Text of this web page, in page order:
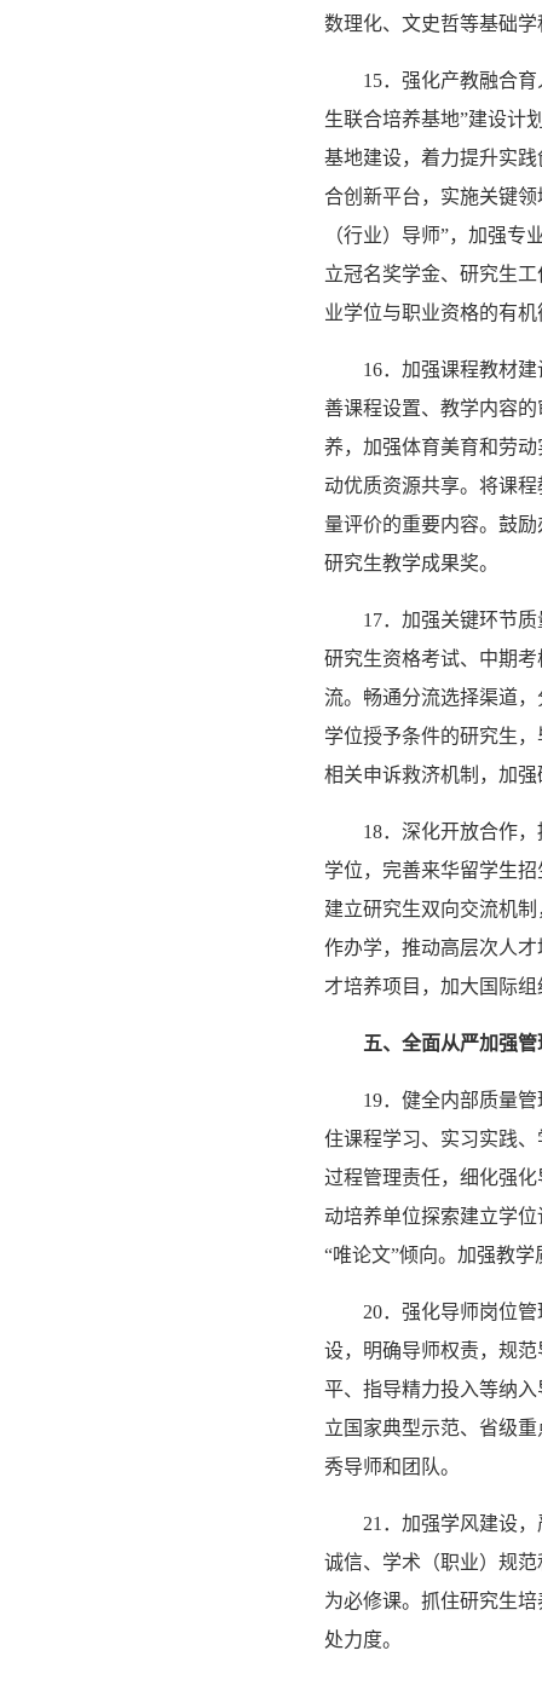
数理化、文史哲等基础
15．强化产教融合
生联合培养基地”建设计
基地建设，着力提升实
合创新平台，实施关键
（行业）导师”，加强
立冠名奖学金、研究生
业学位与职业资格的有机
16．加强课程教材
善课程设置、教学内容
养，加强体育美育和劳
动优质资源共享。将课
量评价的重要内容。鼓
研究生教学成果奖。
17．加强关键环节
研究生资格考试、中期
流。畅通分流选择渠道
学位授予条件的研究生
相关申诉救济机制，加
18．深化开放合作
学位，完善来华留学生
建立研究生双向交流机
作办学，推动高层次人
才培养项目，加大国际
五、全面从严加强
19．健全内部质量
住课程学习、实习实践
过程管理责任，细化强
动培养单位探索建立学
“唯论文”倾向。加强教
20．强化导师岗位
设，明确导师权责，规
平、指导精力投入等纳
立国家典型示范、省级
秀导师和团队。
21．加强学风建设
诚信、学术（职业）规
为必修课。抓住研究生
处力度。